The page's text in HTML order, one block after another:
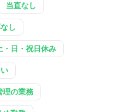
当直なし
し
・日・祝日休み
理の業務